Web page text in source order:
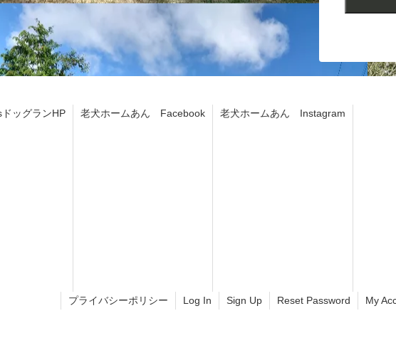
ドッグランHP 老犬ホームあん Facebook 老犬ホームあん Instagram
プライバシーポリシー Log In Sign Up Reset Password My